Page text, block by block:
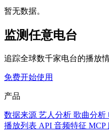
暂无数据。
监测任意电台
追踪全球数千家电台的播放
免费开始使用
产品
数据来源 艺人分析 歌曲分析
播放列表 API 音频特征 MCP